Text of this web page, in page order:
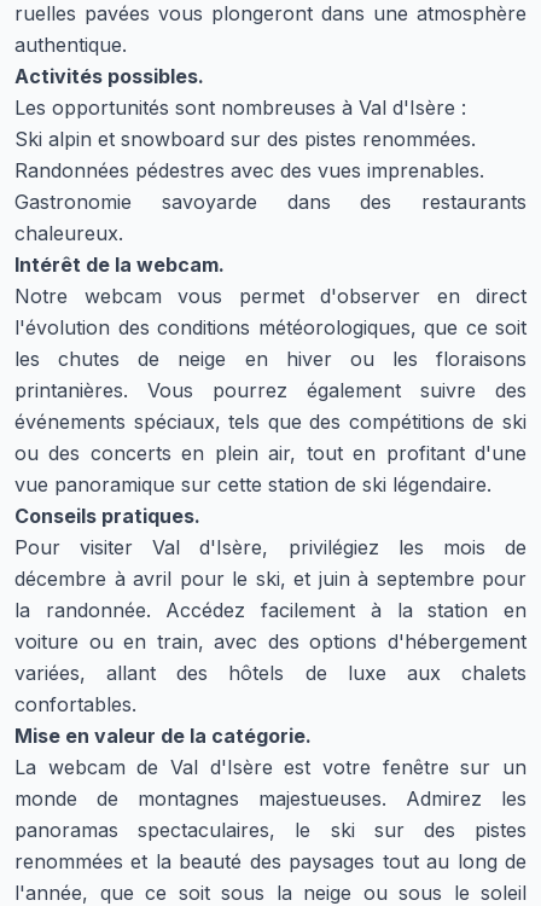
ruelles pavées vous plongeront dans une atmosphère
authentique.
Activités possibles.
Les opportunités sont nombreuses à Val d'Isère :
Ski alpin et snowboard sur des pistes renommées.
Randonnées pédestres avec des vues imprenables.
Gastronomie savoyarde dans des restaurants
chaleureux.
Intérêt de la webcam.
Notre webcam vous permet d'observer en direct
l'évolution des conditions météorologiques, que ce soit
les chutes de neige en hiver ou les floraisons
printanières. Vous pourrez également suivre des
événements spéciaux, tels que des compétitions de ski
ou des concerts en plein air, tout en profitant d'une
vue panoramique sur cette station de ski légendaire.
Conseils pratiques.
Pour visiter Val d'Isère, privilégiez les mois de
décembre à avril pour le ski, et juin à septembre pour
la randonnée. Accédez facilement à la station en
voiture ou en train, avec des options d'hébergement
variées, allant des hôtels de luxe aux chalets
confortables.
Mise en valeur de la catégorie.
La webcam de Val d'Isère est votre fenêtre sur un
monde de montagnes majestueuses. Admirez les
panoramas spectaculaires, le ski sur des pistes
renommées et la beauté des paysages tout au long de
l'année, que ce soit sous la neige ou sous le soleil